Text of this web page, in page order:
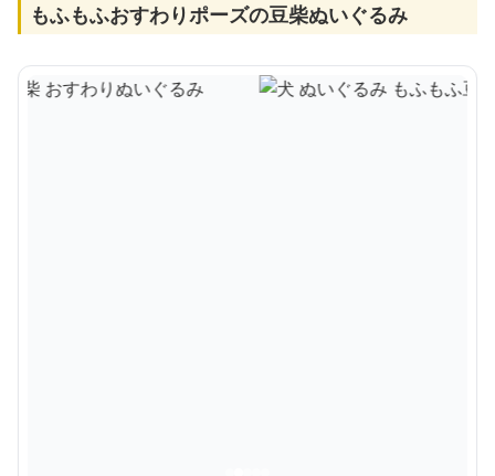
もふもふおすわりポーズの豆柴ぬいぐるみ